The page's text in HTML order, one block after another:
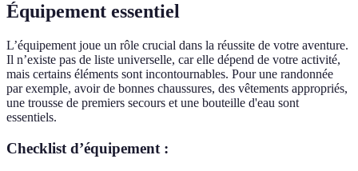
Équipement essentiel
L’équipement joue un rôle crucial dans la réussite de votre aventure.
Il n’existe pas de liste universelle, car elle dépend de votre activité,
mais certains éléments sont incontournables. Pour une randonnée
par exemple, avoir de bonnes chaussures, des vêtements appropriés,
une trousse de premiers secours et une bouteille d'eau sont
essentiels.
Checklist d’équipement :